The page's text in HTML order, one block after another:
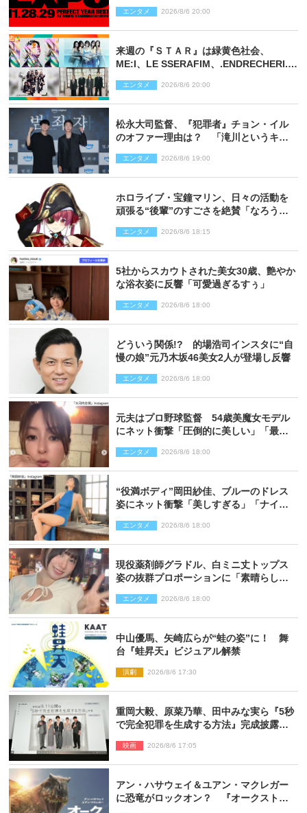
エンタメ 2026/8/6 20:00
来週の『ＳＴＡＲ』は緑黄色社会、
ME:I、LE SSERAFIM、.ENDRECHERI.が
エンタメ 2026/8/6 20:00
松永大司監督、『犯罪者』チョン・イル
のオファー理由は？ 「滝川というキャ
かった」
エンタメ 2026/8/6 19:00
ホロライブ・宝鐘マリン、日々の活動を
頑張る“後輩”のすごさを絶賛「なろう系
エンタメ 2026/8/6 18:15
5社からスカウトされた美女30歳、艶やか
な浴衣姿に反響「可愛過ぎるすぅ」
エンタメ 2026/8/6 18:00
どういう関係!? 的場浩司インスタに“自
慢の娘”元乃木坂46美女2人が登場し反響
エンタメ 2026/8/6 18:00
元夫はプロ野球監督 54歳美魔女モデル
にネット衝撃「圧倒的に美しい」「最強
エンタメ 2026/8/6 18:00
“役満ボディ”岡田紗佳、ブルーのドレス
姿にネット衝撃「美しすぎる」「ナイ
エンタメ 2026/8/6 18:00
現役薬剤師グラドル、白ミニ丈トップス
姿の抜群プロポーションに「素晴らしす
エンタメ 2026/8/6 18:00
中山優馬、矢崎広らが“蛙の姿”に！ 舞
台『蛙昇天』ビジュアル解禁
演劇 2026/8/6 17:30
重岡大毅、原菜乃華、田中みな実ら『5秒
で完全犯罪を生成する方法』完成披露に
映画 2026/8/6 17:05
アン・ハサウェイ＆ユアン・マクレガー
に恐竜がロックオン？ 『オークストリ